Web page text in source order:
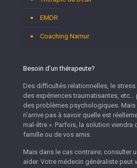
EMDR
Coaching Namur
Besoin d’un thérapeute?
Des difficultés relationnelles, le stress
des expériences traumatisantes, etc…
des problèmes psychologiques. Mais
n’arrive pas à savoir quelle est
mal-être ». Parfois, la solution viendra
famille ou de vos amis.
Mais dans le cas contraire; consulter
aider. Votre médecin généraliste peut